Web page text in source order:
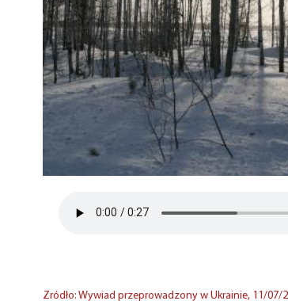
Zródło: Wywiad przeprowadzony w Ukrainie, 11/07/